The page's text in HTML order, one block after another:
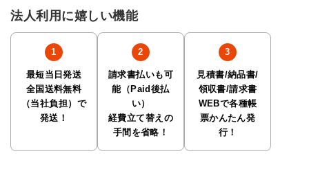
法人利用に嬉しい機能
最短当日発送
全国送料無料
（当社負担）で
発送！
請求書払いも可
能（Paid後払
い）
経費立て替えの
手間を省略！
見積書/納品書/
領収書/請求書
WEBで各種帳
票かんたん発
行！